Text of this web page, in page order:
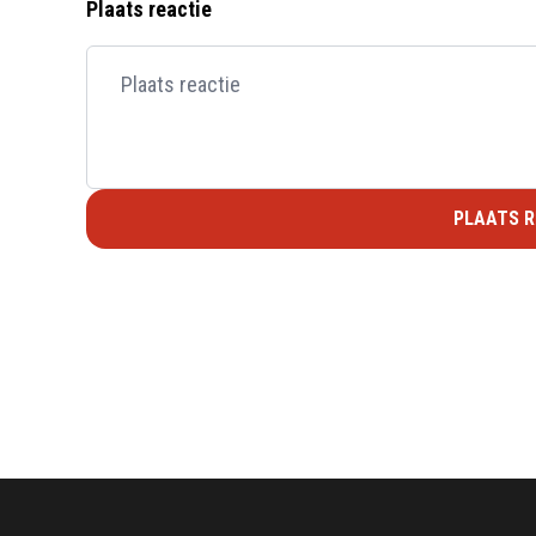
Plaats reactie
PLAATS